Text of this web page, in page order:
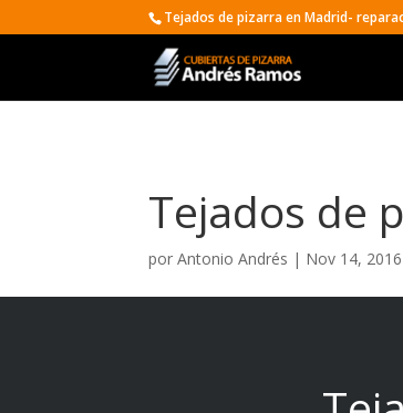
Tejados de pizarra en Madrid-
Tejados de
porAntonio Andrés | Nov 14, 2016